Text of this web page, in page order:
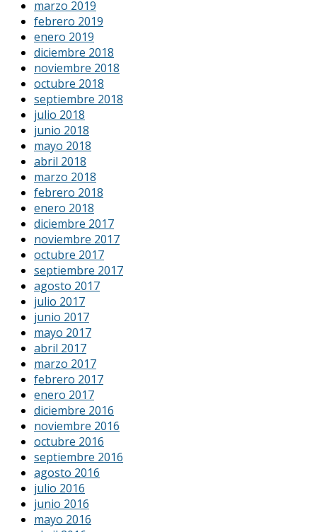
marzo 2019
febrero 2019
enero 2019
diciembre 2018
noviembre 2018
octubre 2018
septiembre 2018
julio 2018
junio 2018
mayo 2018
abril 2018
marzo 2018
febrero 2018
enero 2018
diciembre 2017
noviembre 2017
octubre 2017
septiembre 2017
agosto 2017
julio 2017
junio 2017
mayo 2017
abril 2017
marzo 2017
febrero 2017
enero 2017
diciembre 2016
noviembre 2016
octubre 2016
septiembre 2016
agosto 2016
julio 2016
junio 2016
mayo 2016